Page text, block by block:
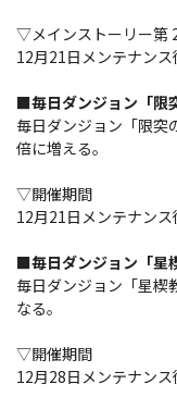
▽メインストーリー第
12月21日メンテナンス
■毎日ダンジョン「限
毎日ダンジョン「限突
倍に増える。
▽開催期間
12月21日メンテナン
■毎日ダンジョン「星
毎日ダンジョン「星楔
なる。
▽開催期間
12月28日メンテナン